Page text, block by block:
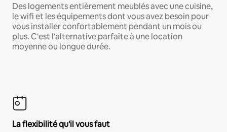
Des logements entièrement meublés avec une cuisine,
le wifi et les équipements dont vous avez besoin pour
vous installer confortablement pendant un mois ou
plus. C'est l'alternative parfaite à une location
moyenne ou longue durée.
La flexibilité qu'il vous faut